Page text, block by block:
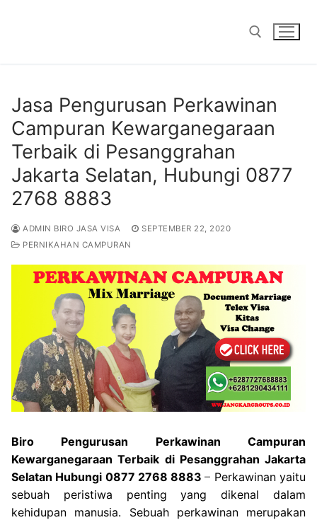
Jasa Pengurusan Perkawinan
Campuran Kewarganegaraan
Terbaik di Pesanggrahan
Jakarta Selatan, Hubungi 0877
2768 8883
ADMIN BIRO JASA VISA
SEPTEMBER 22, 2020
PERNIKAHAN CAMPURAN
Biro Pengurusan Perkawinan Campuran
Kewarganegaraan Terbaik di Pesanggrahan Jakarta
Selatan Hubungi 0877 2768 8883 – Perkawinan yaitu
sebuah peristiwa penting yang dikenal dalam
kehidupan manusia. Sebuah perkawinan merupakan